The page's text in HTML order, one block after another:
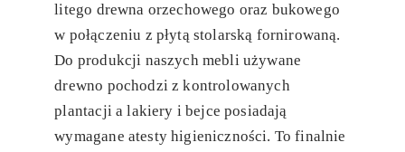
litego drewna orzechowego oraz bukowego
w połączeniu z płytą stolarską fornirowaną.
Do produkcji naszych mebli używane
drewno pochodzi z kontrolowanych
plantacji a lakiery i bejce posiadają
wymagane atesty higieniczności. To finalnie